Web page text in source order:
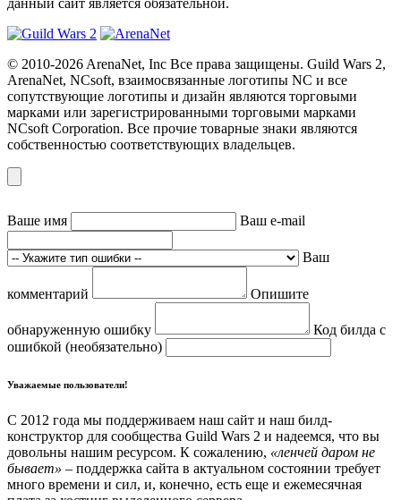
© 2010-2026 ArenaNet, Inc Все права защищены. Guild Wars 2,
ArenaNet, NCsoft, взаимосвязанные логотипы NC и все
сопутствующие логотипы и дизайн являются торговыми
марками или зарегистрированными торговыми марками
NCsoft Corporation. Все прочие товарные знаки являются
собственностью соответствующих владельцев.
Ваше имя Ваш e-mail
Ваш
комментарий Опишите
обнаруженную ошибку
Код билда с
ошибкой (необязательно)
Уважаемые пользователи!
С 2012 года мы поддерживаем наш сайт и наш билд-
конструктор для сообщества Guild Wars 2 и надеемся, что вы
довольны нашим ресурсом. К сожалению, «ленчей даром не
бывает» – поддержка сайта в актуальном состоянии требует
много времени и сил, и, конечно, есть еще и ежемесячная